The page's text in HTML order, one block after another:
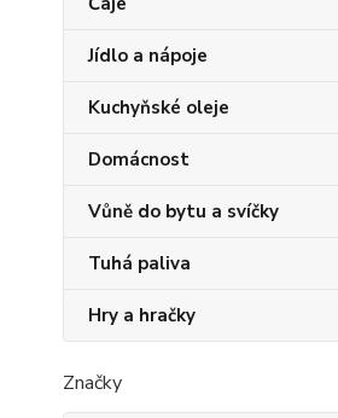
Jídlo a nápoje
Kuchyňské oleje
Domácnost
Vůně do bytu a svíčky
Tuhá paliva
Hry a hračky
Značky